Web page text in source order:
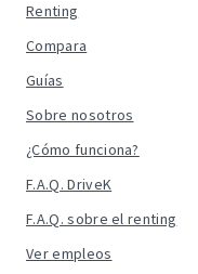
Renting
Compara
Guías
Sobre nosotros
¿Cómo funciona?
F.A.Q. DriveK
F.A.Q. sobre el renting
Ver empleos